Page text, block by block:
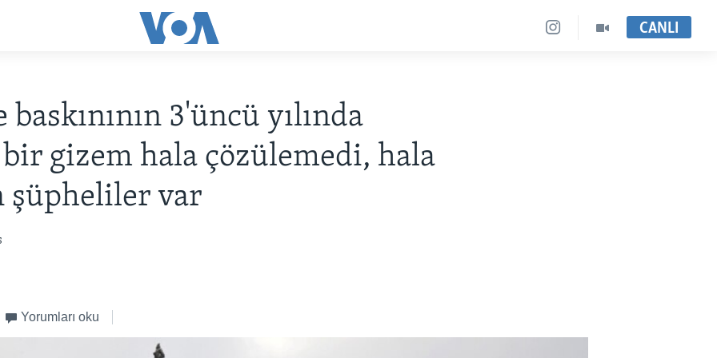
CANLI
baskınının 3'üncü yılında
gizem hala çözülemedi, hala
şüpheliler var
Yorumları oku